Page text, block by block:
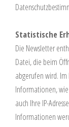
Statistische
Die Newsletter
Datei, die beim
abgerufen wird. Im
Informationen,
auch Ihre IP-
Informationen